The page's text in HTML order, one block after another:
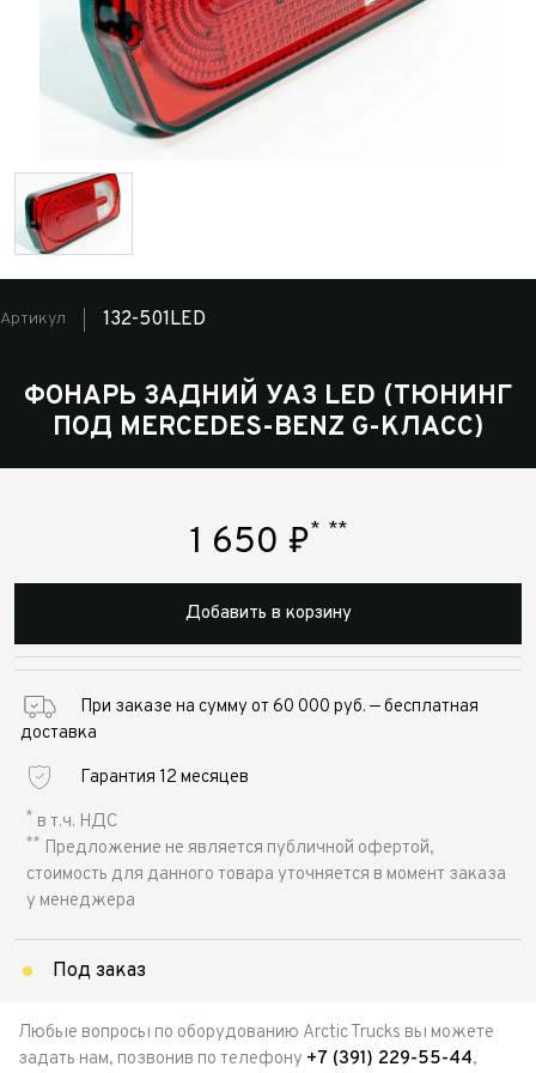
Артикул 132-501LED
ФОНАРЬ ЗАДНИЙ УАЗ LED (ТЮНИНГ
ПОД MERCEDES-BENZ G-КЛАСС)
1 650 ₽* **
Добавить в корзину
При заказе на сумму от 60 000 руб. — бесплатная
доставка
Гарантия 12 месяцев
* в т.ч. НДС
** Предложение не является публичной офертой,
стоимость для данного товара уточняется в момент заказа
у менеджера
Под заказ
Любые вопросы по оборудованию Arctic Trucks вы можете
задать нам, позвонив по телефону +7 (391) 229-55-44,